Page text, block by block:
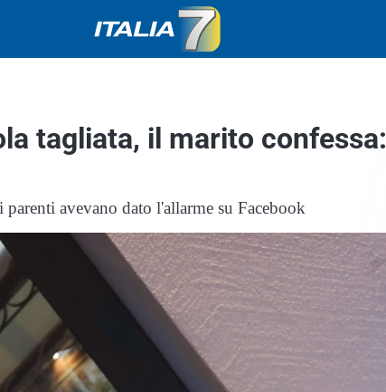
tagliata, il marito confessa:
avevano dato l'allarme su Facebook